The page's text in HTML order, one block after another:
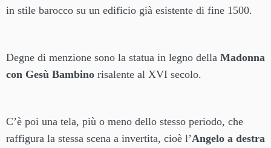
in stile barocco su un edificio già esistente di fine 1500.
Degne di menzione sono la statua in legno della Madonna
con Gesù Bambino risalente al XVI secolo.
C’è poi una tela, più o meno dello stesso periodo, che
raffigura la stessa scena a invertita, cioè l’Angelo a destra